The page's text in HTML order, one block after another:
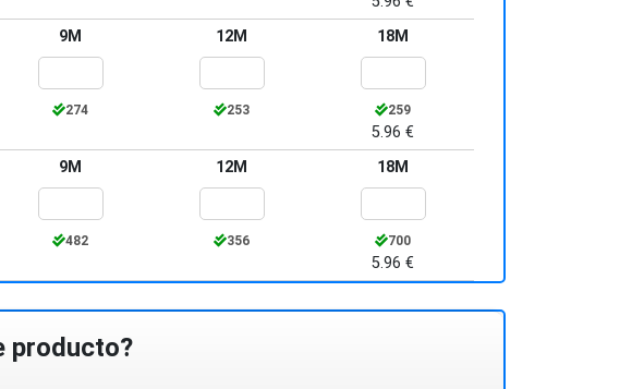
9M
274
12M
253
18M
259
5.96 €
9M
482
12M
356
18M
700
5.96 €
producto?